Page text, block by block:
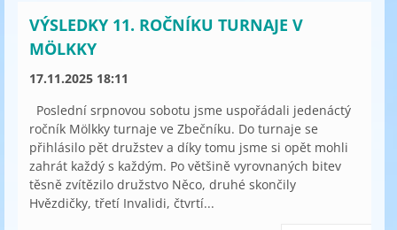
VÝSLEDKY 11. ROČNÍKU TURNAJE V
MÖLKKY
17.11.2025 18:11
Poslední srpnovou sobotu jsme uspořádali jedenáctý
ročník Mölkky turnaje ve Zbečníku. Do turnaje se
přihlásilo pět družstev a díky tomu jsme si opět mohli
zahrát každý s každým. Po většině vyrovnaných bitev
těsně zvítězilo družstvo Něco, druhé skončily
Hvězdičky, třetí Invalidi, čtvrtí...